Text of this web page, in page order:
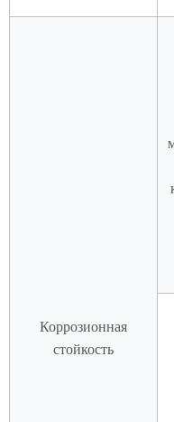
Коррозионная
стойкость